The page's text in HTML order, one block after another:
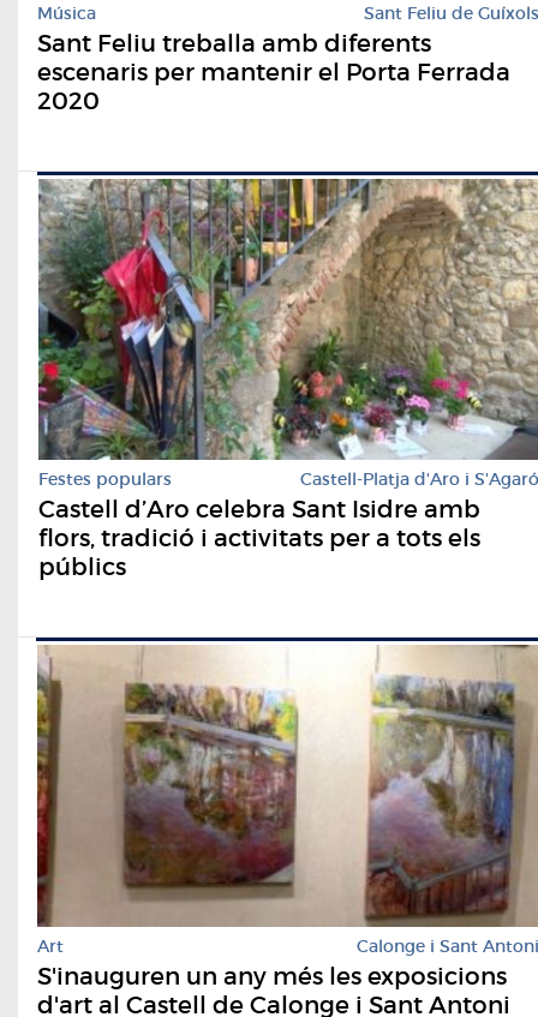
Música Sant Feliu de Guíxols
Sant Feliu treballa amb diferents
escenaris per mantenir el Porta Ferrada
2020
Festes populars Castell-Platja d'Aro i S'Agaró
Castell d’Aro celebra Sant Isidre amb
flors, tradició i activitats per a tots els
públics
Art Calonge i Sant Antoni
S'inauguren un any més les exposicions
d'art al Castell de Calonge i Sant Antoni